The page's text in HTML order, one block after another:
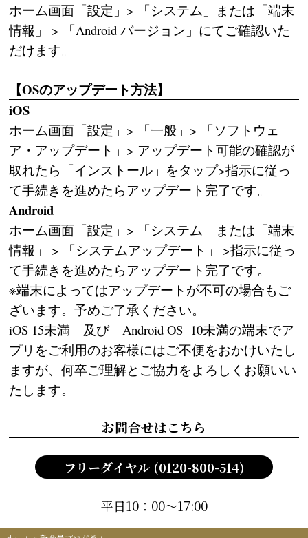
ホーム画面「設定」> 「システム」または「端末
情報」 > 「Android バージョン」にてご確認いた
だけます。
【OSのアップデート方法】
iOS
ホーム画面「設定」> 「一般」> 「ソフトウェ
ア・アップデート」> アップデート可能の確認が
取れたら「インストール」をタップ>指示に従っ
て手続きを進めたらアップデート完了です。
Android
ホーム画面「設定」> 「システム」または「端末
情報」 > 「システムアップデート」 >指示に従っ
て手続きを進めたらアップデート完了です。
※端末によってはアップデートが不可の場合もご
ざいます。予めご了承ください。
iOS 15未満 及び Android OS 10未満の端末でア
プリをご利用のお客様にはご不便をおかけいたし
ますが、何卒ご理解とご協力をよろしくお願いい
たします。
お問合せはこちら
フリーダイヤル (0120-800-514)
平日10：00～17:00